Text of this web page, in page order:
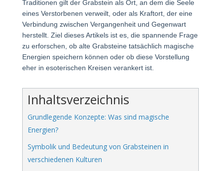
Traditionen gilt der Grabstein als Ort, an dem die Seele
eines Verstorbenen verweilt, oder als Kraftort, der eine
Verbindung zwischen Vergangenheit und Gegenwart
herstellt. Ziel dieses Artikels ist es, die spannende Frage
zu erforschen, ob alte Grabsteine tatsächlich magische
Energien speichern können oder ob diese Vorstellung
eher in esoterischen Kreisen verankert ist.
Inhaltsverzeichnis
Grundlegende Konzepte: Was sind magische
Energien?
Symbolik und Bedeutung von Grabsteinen in
verschiedenen Kulturen